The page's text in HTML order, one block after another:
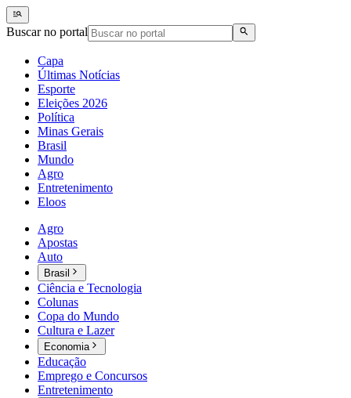
Buscar no portal
Capa
Últimas Notícias
Esporte
Eleições 2026
Política
Minas Gerais
Brasil
Mundo
Agro
Entretenimento
Eloos
Agro
Apostas
Auto
Brasil
Ciência e Tecnologia
Colunas
Copa do Mundo
Cultura e Lazer
Economia
Educação
Emprego e Concursos
Entretenimento